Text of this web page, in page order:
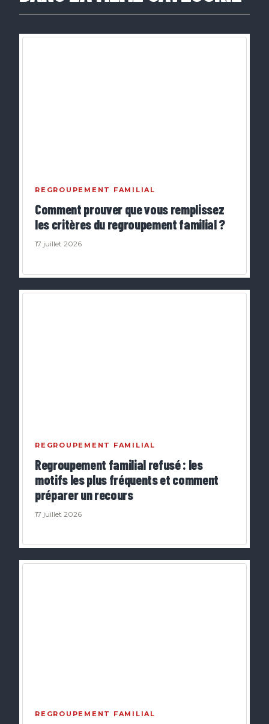
REGROUPEMENT FAMILIAL
Comment prouver que vous remplissez
les critères du regroupement familial ?
17 juillet 2026
REGROUPEMENT FAMILIAL
Regroupement familial refusé : les
motifs les plus fréquents et comment
préparer un recours
17 juillet 2026
REGROUPEMENT FAMILIAL